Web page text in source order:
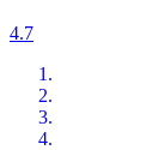
4.7